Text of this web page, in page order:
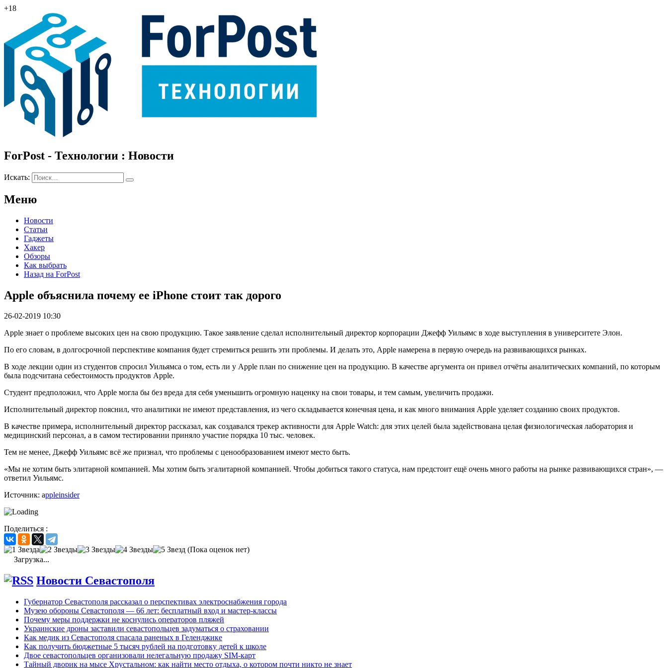
+18
ForPost - Технологии : Новости
Искать:
Меню
Новости
Статьи
Гаджеты
Хакер
Обзоры
Как выбрать
Назад на ForPost
Apple объяснила почему ее iPhone стоит так дорого
26-02-2019 10:30
Apple знает о проблеме высоких цен на свою продукцию. Такое заявление сделал исполнительный директор корпорации Джефф Уильямс в ходе выступления в университете Элон.
По его словам, в долгосрочной перспективе компания будет стремиться решить эти проблемы. И делать это, Apple намерена в первую очередь на развивающихся рынках.
В ходе лекции один из студентов спросил Уильямса о том, есть ли у Apple план по снижение цен на продукцию. В качестве аргумента он привел отчёты аналитических компаний, по которым
была подсчитана себестоимость продуктов Apple.
Студент предположил, что Apple могла бы без вреда для себя уменьшить огромную наценку на свои товары, и тем самым, увеличить продажи.
Исполнительный директор пояснил, что аналитики не имеют представления, из чего складывается конечная цена, и как много внимания Apple уделяет созданию своих продуктов.
В качестве примера, исполнительный директор рассказал, как создавался трекер активности для Apple Watch: для этих целей была задействована целая физиологическая лаборатория и
медицинский персонал, а в самом тестировании приняло участие порядка 10 тыс. человек.
Тем не менее, Джефф Уильямс всё же признал, что проблемы с ценообразованием имеют место быть.
«Мы не хотим быть элитарной компанией. Мы хотим быть эгалитарной компанией. Чтобы добиться такого статуса, нам предстоит ещё очень много работы на рынке развивающихся стран», —
ответил Уильямс.
Источник: appleinsider
Поделиться :
(Пока оценок нет)
Загрузка...
Новости Севастополя
Губернатор Севастополя рассказал о перспективах электроснабжения города
Музею обороны Севастополя — 66 лет: бесплатный вход и мастер-классы
Почему меры поддержки не коснулись операторов пляжей
Украинские дроны заставили севастопольцев задуматься о страховании
Как медик из Севастополя спасала раненых в Геленджике
Как получить бюджетные 5 тысяч рублей на подготовку детей к школе
Двое севастопольцев организовали нелегальную продажу SIM-карт
Тайный дворик на мысе Хрустальном: как найти место отдыха, о котором почти никто не знает